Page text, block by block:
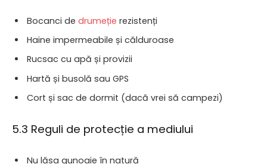
Bocanci de drumeție rezistenți
Haine impermeabile și călduroase
Rucsac cu apă și provizii
Hartă și busolă sau GPS
Cort și sac de dormit (dacă vrei să campezi)
5.3 Reguli de protecție a mediului
Nu lăsa gunoaie în natură